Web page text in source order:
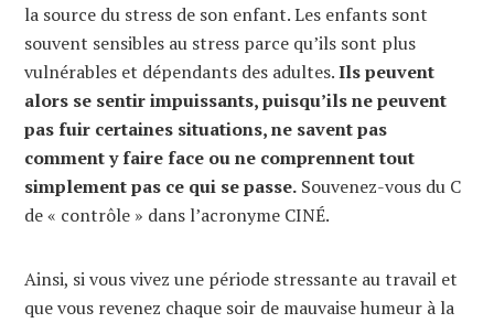
la source du stress de son enfant. Les enfants sont
souvent sensibles au stress parce qu’ils sont plus
vulnérables et dépendants des adultes.Ils peuvent
alors se sentir impuissants, puisqu’ils ne peuvent
pas fuir certaines situations, ne savent pas
comment y faire face ou ne comprennent tout
simplement pas ce qui se passe. Souvenez-vous du C
de « contrôle » dans l’acronyme CINÉ.
Ainsi, si vous vivez une période stressante au travail et
que vous revenez chaque soir de mauvaise humeur à la